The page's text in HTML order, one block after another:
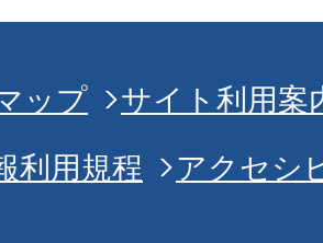
ップ
サイト利用案
利用規程
アクセシ